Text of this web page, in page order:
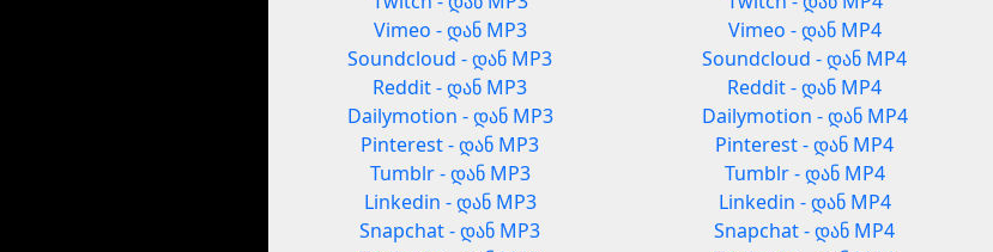
Vimeo - დან MP3
Soundcloud - დან MP3
Reddit - დან MP3
Dailymotion - დან MP3
Pinterest - დან MP3
Tumblr - დან MP3
Linkedin - დან MP3
Snapchat - დან MP3
Vimeo - დან MP4
Soundcloud - დან MP4
Reddit - დან MP4
Dailymotion - დან MP4
Pinterest - დან MP4
Tumblr - დან MP4
Linkedin - დან MP4
Snapchat - დან MP4